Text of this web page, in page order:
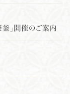
」開催のご案内